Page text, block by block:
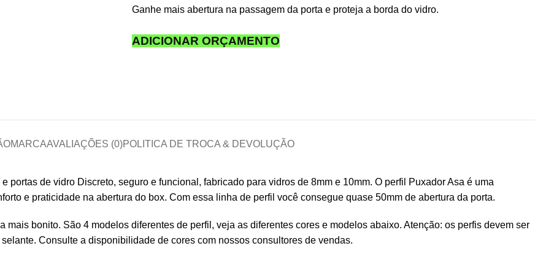
Ganhe mais abertura na passagem da porta e proteja a borda do vidro.
ADICIONAR ORÇAMENTO
MARCAAVALIAÇÕES (0)POLITICA DE TROCA & DEVOLUÇÃO
portas de vidro Discreto, seguro e funcional, fabricado para vidros de 8mm e 10mm. O perfil Puxador Asa é uma
e praticidade na abertura do box. Com essa linha de perfil você consegue quase 50mm de abertura da porta.
bonito. São 4 modelos diferentes de perfil, veja as diferentes cores e modelos abaixo. Atenção: os perfis devem ser
Consulte a disponibilidade de cores com nossos consultores de vendas.